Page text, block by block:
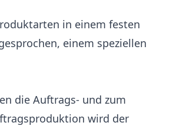
in einem festen
einem speziellen
die Auftrags- und zum
wird der